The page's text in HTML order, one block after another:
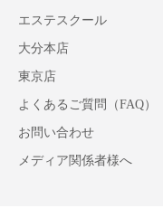
エステスクール
大分本店
東京店
よくあるご質問（FAQ）
お問い合わせ
メディア関係者様へ